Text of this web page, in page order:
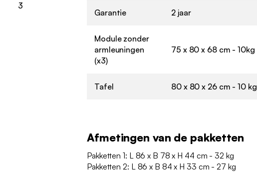
3
Garantie 2 jaar
Module zonder
armleuningen
(x3)
75 x 80 x 68 cm - 10kg
Tafel 80 x 80 x 26 cm - 10 kg
Afmetingen van de pakketten
Pakketten 1: L 86 x B 78 x H 44 cm - 32 kg
Pakketten 2: L 86 x B 84 x H 33 cm - 27 kg